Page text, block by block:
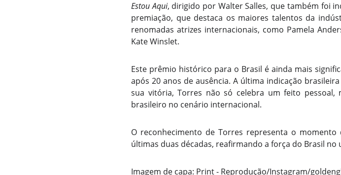
Estou Aqui, dirigido por Walter Salles, que também foi
premiação, que destaca os maiores talentos da
renomadas atrizes internacionais, como Pamela
Kate Winslet.
Este prêmio histórico para o Brasil é ainda mais
após 20 anos de ausência. A última indicação
sua vitória, Torres não só celebra um feito
brasileiro no cenário internacional.
O reconhecimento de Torres representa o
últimas duas décadas, reafirmando a força do Brasil
Imagem de capa: Print - Reprodução/Instagram/